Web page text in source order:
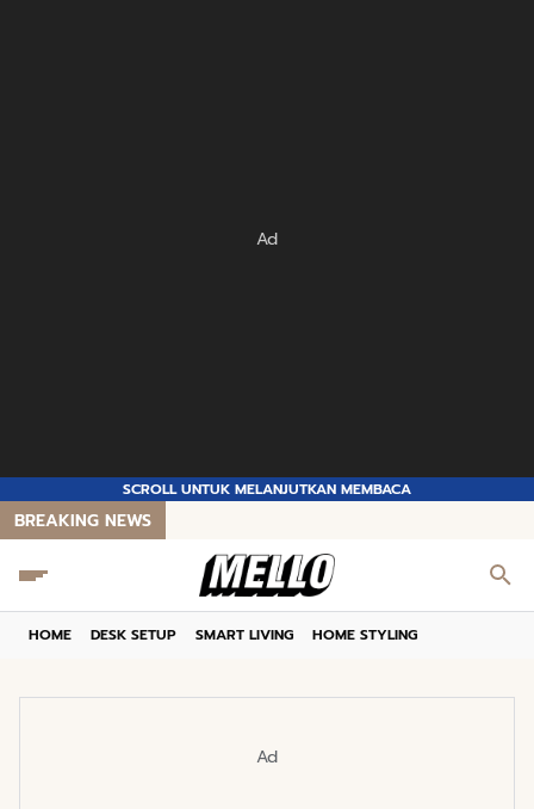
Ad
SCROLL UNTUK MELANJUTKAN MEMBACA
BREAKING NEWS
HOME DESK SETUP SMART LIVING HOME STYLING
Ad